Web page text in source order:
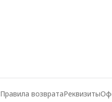
Правила возвратаРеквизиты